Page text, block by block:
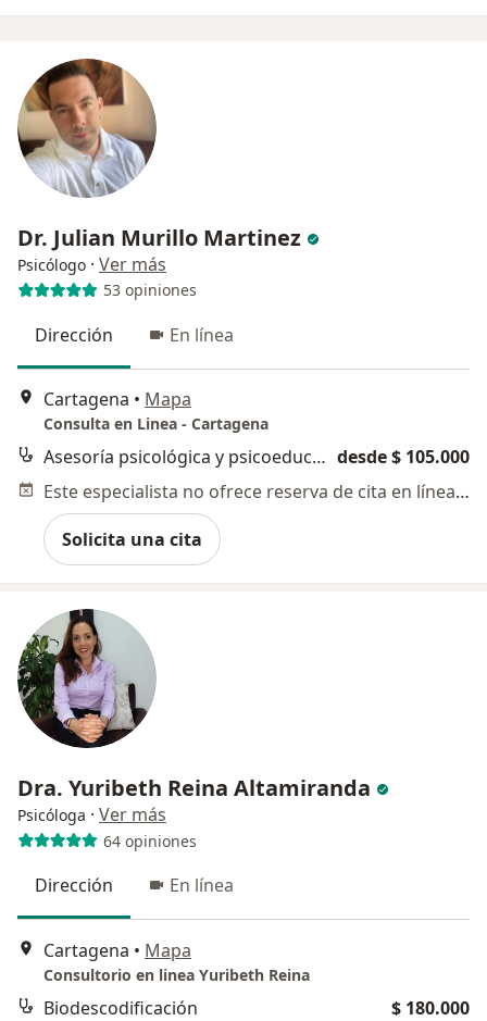
Dr. Julian Murillo Martinez
Psicólogo · Ver más
53 opiniones
Dirección En línea
Cartagena • Mapa
Consulta en Linea - Cartagena
Asesoría psicológica y psicoeducación desde $ 105.000
Este especialista no ofrece reserva de cita en línea en esta dirección.
Solicita una cita
Dra. Yuribeth Reina Altamiranda
Psicóloga · Ver más
64 opiniones
Dirección En línea
Cartagena • Mapa
Consultorio en linea Yuribeth Reina
Biodescodificación
$ 180.000